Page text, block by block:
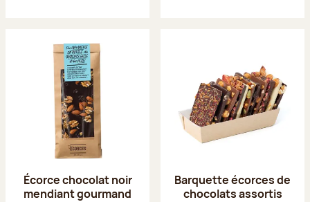
Écorce chocolat noir
mendiant gourmand
Barquette écorces de
chocolats assortis